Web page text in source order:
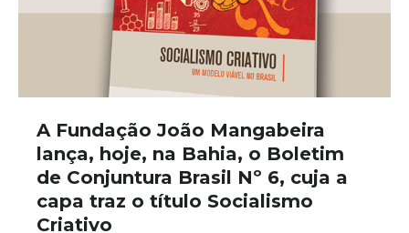
A Fundação João Mangabeira
lança, hoje, na Bahia, o Boletim
de Conjuntura Brasil Nº 6, cuja a
capa traz o título Socialismo
Criativo